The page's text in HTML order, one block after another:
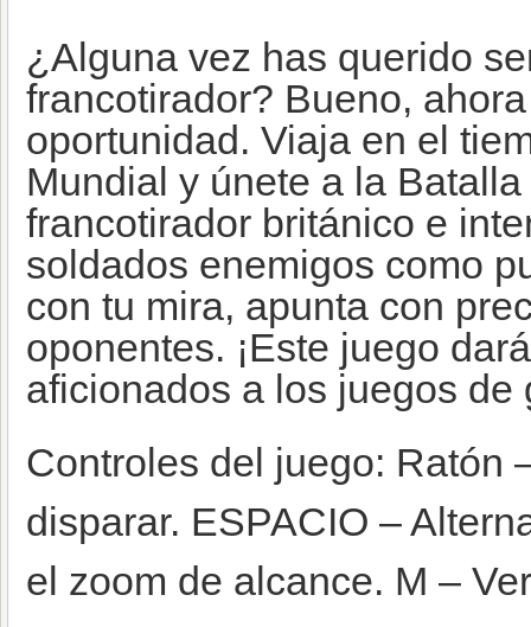
¿Alguna vez has querido
francotirador? Bueno,
oportunidad. Viaja en el
Mundial y únete a la
francotirador británico e
soldados enemigos como
con tu mira, apunta con
oponentes. ¡Este juego
aficionados a los juegos de
Controles del juego: Ratón
disparar. ESPACIO –
el zoom de alcance. M –